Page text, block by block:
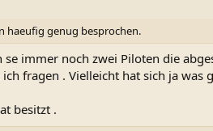
haeufig genug besprochen.
immer noch zwei Piloten die
fragen . Vielleicht hat sich ja was
besitzt .